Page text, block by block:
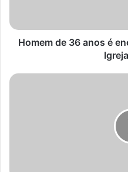
lado
Homem de 36 anos é
Tragédia